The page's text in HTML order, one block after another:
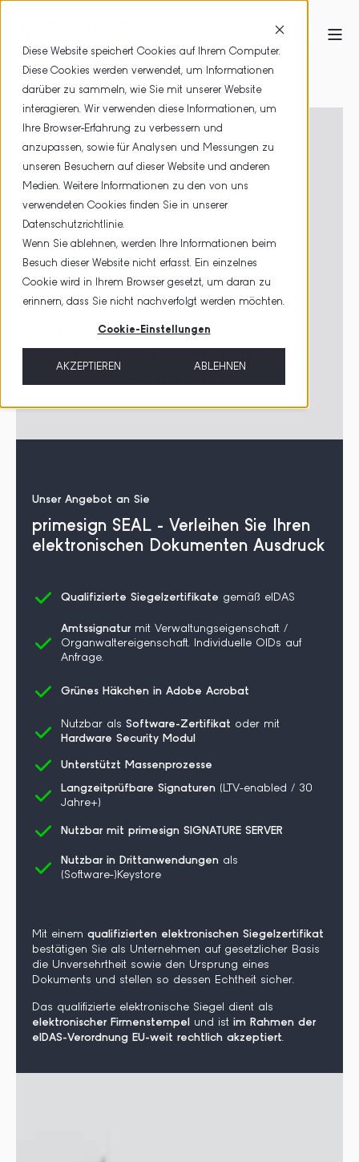
Diese Website speichert Cookies auf Ihrem Computer.
Diese Cookies werden verwendet, um Informationen
darüber zu sammeln, wie Sie mit unserer Website
interagieren. Wir verwenden diese Informationen, um
Ihre Browser-Erfahrung zu verbessern und
anzupassen, sowie für Analysen und Messungen zu
unseren Besuchern auf dieser Website und anderen
Medien. Weitere Informationen zu den von uns
verwendeten Cookies finden Sie in unserer
Datenschutzrichtlinie.
Wenn Sie ablehnen, werden Ihre Informationen beim
Besuch dieser Website nicht erfasst. Ein einzelnes
Cookie wird in Ihrem Browser gesetzt, um daran zu
erinnern, dass Sie nicht nachverfolgt werden möchten.
Cookie-Einstellungen
AKZEPTIEREN ABLEHNEN
HOME PRODUKTE PRIMESIGN SEAL
primesign
SEAL
Nutzen Sie qualifizierte
Siegelzertifikate der primesign
als rechtlich anerkannten
Unser Angebot an Sie
primesign SEAL - Verleihen Sie Ihren
elektronischen Dokumenten Ausdruck
Qualifizierte Siegelzertifikate gemäß eIDAS
Amtssignatur mit Verwaltungseigenschaft /
Organwaltereigenschaft. Individuelle OIDs auf
Anfrage.
Grünes Häkchen in Adobe Acrobat
Nutzbar als Software-Zertifikat oder mit
Hardware Security Modul
Unterstützt Massenprozesse
Langzeitprüfbare Signaturen (LTV-enabled / 30
Jahre+)
Nutzbar mit primesign SIGNATURE SERVER
Nutzbar in Drittanwendungen als
(Software-)Keystore
Mit einem qualifizierten elektronischen Siegelzertifikat
bestätigen Sie als Unternehmen auf gesetzlicher Basis
die Unversehrtheit sowie den Ursprung eines
Dokuments und stellen so dessen Echtheit sicher.
Das qualifizierte elektronische Siegel dient als
elektronischer Firmenstempel
und ist im Rahmen der
eIDAS-Verordnung EU-weit rechtlich akzeptiert.